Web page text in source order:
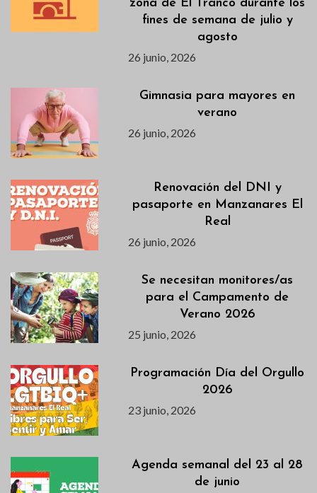
zona de El Tranco durante los
fines de semana de julio y
agosto
26 junio, 2026
Gimnasia para mayores en
verano
26 junio, 2026
Renovación del DNI y
pasaporte en Manzanares El
Real
26 junio, 2026
Se necesitan monitores/as
para el Campamento de
Verano 2026
25 junio, 2026
Programación Día del Orgullo
2026
23 junio, 2026
Agenda semanal del 23 al 28
de junio